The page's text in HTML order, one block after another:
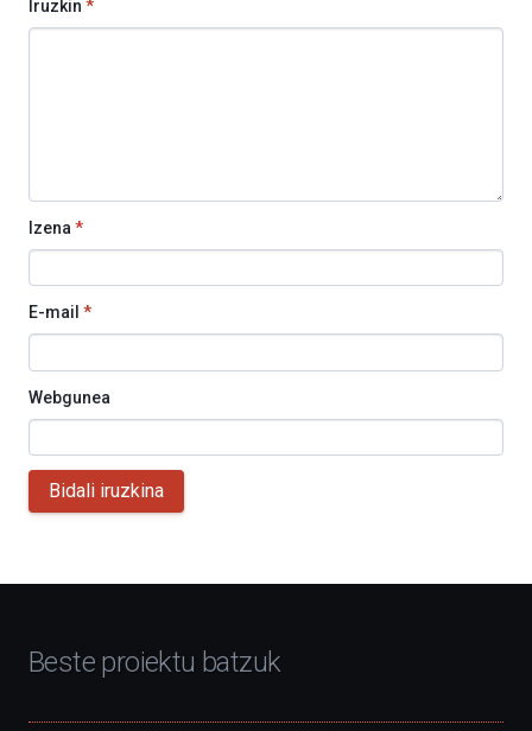
Iruzkin *
Izena *
E-mail *
Webgunea
Bidali iruzkina
Beste proiektu batzuk